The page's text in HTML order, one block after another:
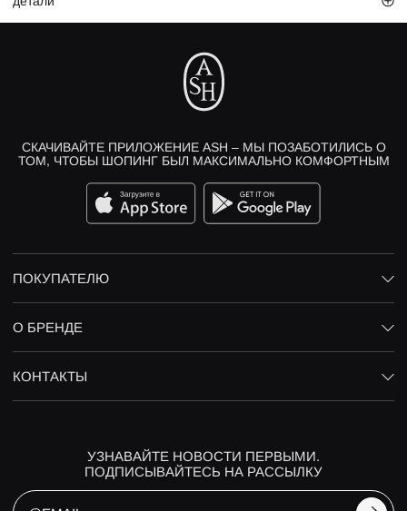
СКАЧИВАЙТЕ ПРИЛОЖЕНИЕ ASH – МЫ ПОЗАБОТИЛИСЬ О
ТОМ, ЧТОБЫ ШОПИНГ БЫЛ МАКСИМАЛЬНО КОМФОРТНЫМ
ПОКУПАТЕЛЮ
О БРЕНДЕ
КОНТАКТЫ
УЗНАВАЙТЕ НОВОСТИ ПЕРВЫМИ.
ПОДПИСЫВАЙТЕСЬ НА РАССЫЛКУ